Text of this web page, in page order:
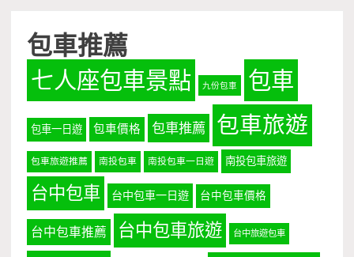
包車推薦
七人座包車景點 九份包車 包車
包車一日遊 包車價格 包車推薦 包車旅遊
包車旅遊推薦 南投包車 南投包車一日遊 南投包車旅遊
台中包車 台中包車一日遊 台中包車價格
台中包車推薦 台中包車旅遊 台中旅遊包車